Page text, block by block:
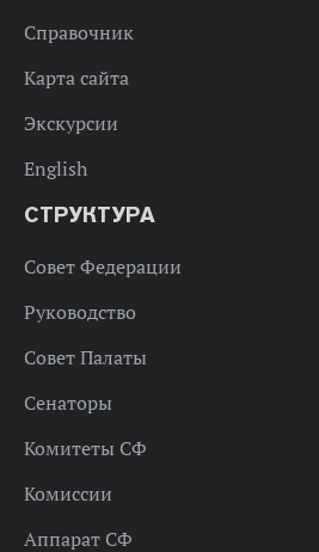
Справочник
Карта сайта
Экскурсии
English
СТРУКТУРА
Совет Федерации
Руководство
Совет Палаты
Сенаторы
Комитеты СФ
Комиссии
Аппарат СФ